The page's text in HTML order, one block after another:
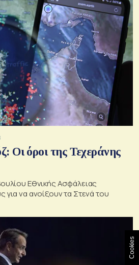
Οι όροι της Τεχεράνης
Εθνικής Ασφάλειας
να ανοίξουν τα Στενά του
Cookies